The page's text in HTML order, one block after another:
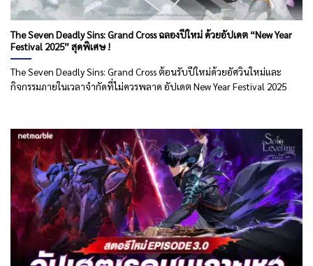
The Seven Deadly Sins: Grand Cross ฉลองปีใหม่ ด้วยอัปเดต “New Year
Festival 2025” สุดพิเศษ !
The Seven Deadly Sins: Grand Cross ต้อนรับปีใหม่ด้วยอัศวินใหม่และ
กิจกรรมภายในเวลาจำกัดที่ไม่ควรพลาด อัปเดต New Year Festival 2025